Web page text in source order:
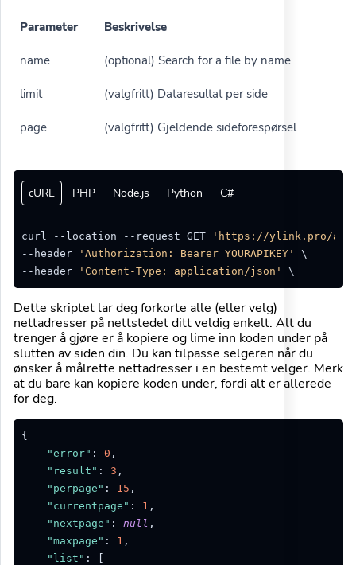
Parameter Beskrivelse
name (optional) Search for a file by name
limit (valgfritt) Dataresultat per side
page (valgfritt) Gjeldende sideforespørsel
cURL PHP Node.js Python C#
curl --location --request GET
'https://ylink.pro/api/
--header
'Authorization: Bearer YOURAPIKEY'
\
--header
'Content-Type: application/json'
Dette skriptet lar deg forkorte alle (eller velg)
nettadresser på nettstedet ditt veldig enkelt. Alt du
trenger å gjøre er å kopiere og lime inn koden under på
slutten av siden din. Du kan tilpasse selgeren når du
ønsker å målrette nettadresser i en bestemt velger. Merk
at du bare kan kopiere koden under, fordi alt er allerede
for deg.
{
"error" : 0 ,
"result" : 3 ,
"perpage" : 15 ,
"currentpage" : 1 ,
"nextpage" : null ,
"maxpage" : 1 ,
"list" :